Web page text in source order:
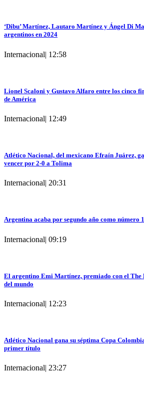
‘Dibu’ Martínez, Lautaro Martínez y Ángel Di
argentinos en 2024
Internacional| 12:58
Lionel Scaloni y Gustavo Alfaro entre los cinco
de América
Internacional| 12:49
Atlético Nacional, del mexicano Efraín Juárez,
vencer por 2-0 a Tolima
Internacional| 20:31
Argentina acaba por segundo año como número
Internacional| 09:19
El argentino Emi Martínez, premiado con el The
del mundo
Internacional| 12:23
Atlético Nacional gana su séptima Copa
primer título
Internacional| 23:27